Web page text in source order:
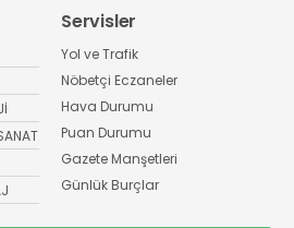
Servisler
Yol ve Trafik
Nöbetçi Eczaneler
Hava Durumu
Puan Durumu
Gazete Manşetleri
Günlük Burçlar